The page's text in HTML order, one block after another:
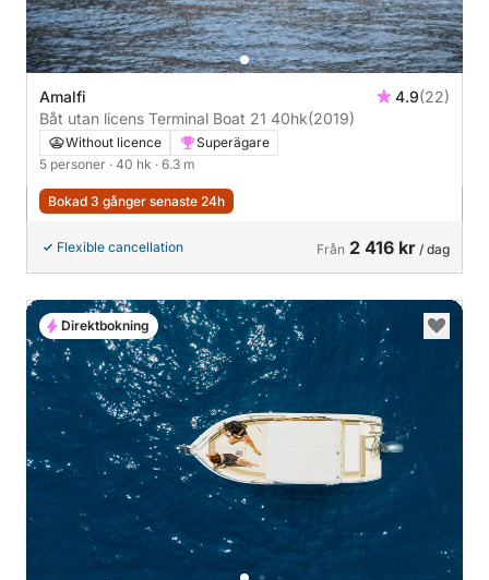
Amalfi 4.9(22)
Båt utan licens Terminal Boat 21 40hk(2019)
Without licence
Superägare
5 personer · 40 hk · 6.3 m
Bokad 3 gånger senaste 24h
Flexible cancellation Från 2 416 kr / dag
Direktbokning